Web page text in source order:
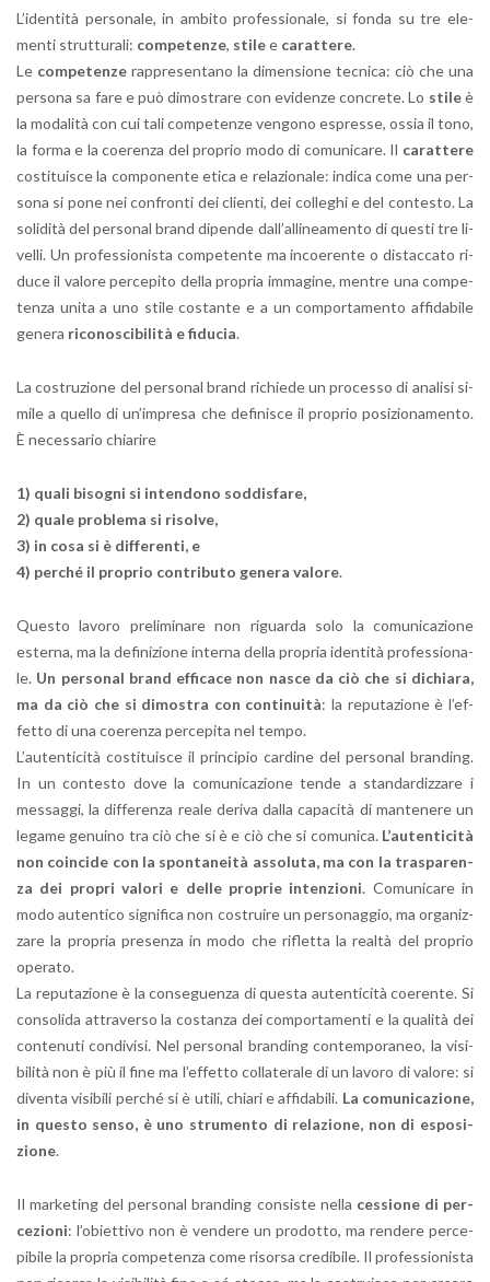
L’i­den­ti­tà per­so­na­le, in am­bi­to pro­fes­sio­na­le, si fonda su tre ele­
men­ti strut­tu­ra­li: com­pe­ten­ze, stilee ca­rat­te­re.
Le com­pe­ten­ze rap­pre­sen­ta­no la di­men­sio­ne tec­ni­ca: ciò che una
per­so­na sa fare e può di­mo­stra­re con evi­den­ze con­cre­te. Lo stileè
la mo­da­li­tà con cui tali com­pe­ten­ze ven­go­no espres­se, ossia il tono,
la forma e la coe­ren­za del pro­prio modo di co­mu­ni­ca­re. Il ca­rat­te­re
co­sti­tui­sce la com­po­nen­te etica e re­la­zio­na­le: in­di­ca come una per­
so­na si pone nei con­fron­ti dei clien­ti, dei col­le­ghi e del con­te­sto. La
so­li­di­tà del per­so­nal brand di­pen­de dal­l’al­li­nea­men­to di que­sti tre li­
vel­li. Un pro­fes­sio­ni­sta com­pe­ten­te ma in­coe­ren­te o di­stac­ca­to ri­
du­ce il va­lo­re per­ce­pi­to della pro­pria im­ma­gi­ne, men­tre una com­pe­
ten­za unita a uno stile co­stan­te e a un com­por­ta­men­to af­fi­da­bi­le
ge­ne­ra ri­co­no­sci­bi­li­tà e fi­du­cia.
La co­stru­zio­ne del per­so­nal brand ri­chie­de un pro­ces­so di ana­li­si si­
mi­le a quel­lo di un’im­pre­sa che de­fi­ni­sce il pro­prio po­si­zio­na­men­to.
È ne­ces­sa­rio chia­ri­re
1) quali bi­so­gni si in­ten­do­no sod­di­sfa­re,
2) quale pro­ble­ma si ri­sol­ve,
3) in cosa si è dif­fe­ren­ti, e
4) per­ché il pro­prio con­tri­bu­to ge­ne­ra va­lo­re.
Que­sto la­vo­ro pre­li­mi­na­re non ri­guar­da solo la co­mu­ni­ca­zio­ne
ester­na, ma la de­fi­ni­zio­ne in­ter­na della pro­pria iden­ti­tà pro­fes­sio­na­
le. Un per­so­nal brand ef­fi­ca­ce non nasce da ciò che si di­chia­ra,
ma da ciò che si di­mo­stra con con­ti­nui­tà: la re­pu­ta­zio­ne è l’ef­
fet­to di una coe­ren­za per­ce­pi­ta nel tempo.
L’au­ten­ti­ci­tà co­sti­tui­sce il prin­ci­pio car­di­ne del per­so­nal bran­ding.
In un con­te­sto dove la co­mu­ni­ca­zio­ne tende a stan­dar­diz­za­re i
mes­sag­gi, la dif­fe­ren­za reale de­ri­va dalla ca­pa­ci­tà di man­te­ne­re un
le­ga­me ge­nui­no tra ciò che si è e ciò che si co­mu­ni­ca. L’au­ten­ti­ci­tà
non coin­ci­de con la spon­ta­nei­tà as­so­lu­ta, ma con la tra­spa­ren­
za dei pro­pri va­lo­ri e delle pro­prie in­ten­zio­ni. Co­mu­ni­ca­re in
modo au­ten­ti­co si­gni­fi­ca non co­strui­re un per­so­nag­gio, ma or­ga­niz­
za­re la pro­pria pre­sen­za in modo che ri­flet­ta la real­tà del pro­prio
ope­ra­to.
La re­pu­ta­zio­ne è la con­se­guen­za di que­sta au­ten­ti­ci­tà coe­ren­te. Si
con­so­li­da at­tra­ver­so la co­stan­za dei com­por­ta­men­ti e la qua­li­tà dei
con­te­nu­ti con­di­vi­si. Nel per­so­nal bran­ding con­tem­po­ra­neo, la vi­si­
bi­li­tà non è più il fine ma l’ef­fet­to col­la­te­ra­le di un la­vo­ro di va­lo­re: si
di­ven­ta vi­si­bi­li per­ché si è utili, chia­ri e af­fi­da­bi­li. La co­mu­ni­ca­zio­ne,
in que­sto senso, è uno stru­men­to di re­la­zio­ne, non di espo­si­
zio­ne.
Il mar­ke­ting del per­so­nal bran­ding con­si­ste nella ces­sio­ne di per­
ce­zio­ni: l’o­biet­ti­vo non è ven­de­re un pro­dot­to, ma ren­de­re per­ce­
pi­bi­le la pro­pria com­pe­ten­za come ri­sor­sa cre­di­bi­le. Il pro­fes­sio­ni­sta